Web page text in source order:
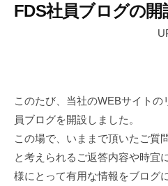
社
ー
タ
ソ
リ
ュ
c
r
a
t
e
s
FDS社員ブログの開
このたび、当社のWEBサイト
員ブログを開設しました。
この場で、いままで頂いたご質
と考えられるご返答内容や時宜
様にとって有用な情報をブログ
タ
ョ
ン
ズ